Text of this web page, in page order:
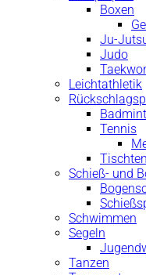
Boxen
Ju-
Judo
Leichtathletik
Tennis
Schieß- und
Schwimmen
Segeln
Tanzen